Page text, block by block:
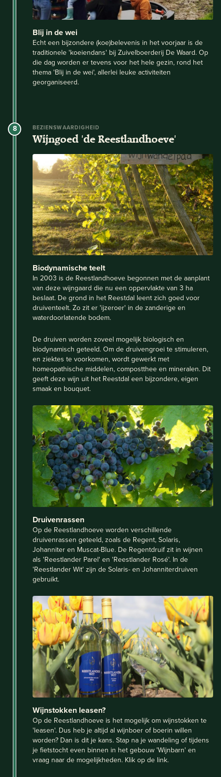
Blij in de wei
Echt een bijzondere (koe)belevenis in het voorjaar is de
traditionele 'koeiendans' bij Zuivelboerderij De Waard. Op
die dag worden er tevens voor het hele gezin, rond het
thema 'Blij in de wei', allerlei leuke activiteiten
georganiseerd.
8 BEZIENSWAARDIGHEID
Wijngoed 'de Reestlandhoeve'
Biodynamische teelt
In 2003 is de Reestlandhoeve begonnen met de aanplant
van deze wijngaard die nu een oppervlakte van 3 ha
beslaat. De grond in het Reestdal leent zich goed voor
druiventeelt. Zo zit er 'ijzeroer' in de zanderige en
waterdoorlatende bodem.
De druiven worden zoveel mogelijk biologisch en
biodynamisch geteeld. Om de druivengroei te stimuleren,
en ziektes te voorkomen, wordt gewerkt met
homeopathische middelen, compostthee en mineralen. Dit
geeft deze wijn uit het Reestdal een bijzondere, eigen
smaak en bouquet.
Druivenrassen
Op de Reestlandhoeve worden verschillende
druivenrassen geteeld, zoals de Regent, Solaris,
Johanniter en Muscat-Blue. De Regentdruif zit in wijnen
als 'Reestlander Parel' en 'Reestlander Rosé'. In de
'Reestlander Wit' zijn de Solaris- en Johanniterdruiven
gebruikt.
Wijnstokken leasen?
Op de Reestlandhoeve is het mogelijk om wijnstokken te
'leasen'. Dus heb je altijd al wijnboer of boerin willen
worden? Dan is dit je kans. Stap na je wandeling of tijdens
je fietstocht even binnen in het gebouw 'Wijnbarn' en
vraag naar de mogelijkheden. Klik op de link.